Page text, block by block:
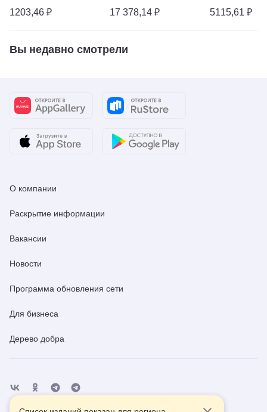
1203,46 ₽ 17 378,14 ₽ 5115,61 ₽
Вы недавно смотрели
О компании
Раскрытие информации
Вакансии
Новости
Программа обновления сети
Для бизнеса
Дерево добра